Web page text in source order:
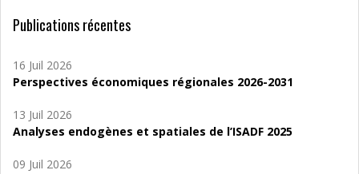
Publications récentes
16 Juil 2026
Perspectives économiques régionales 2026-2031
13 Juil 2026
Analyses endogènes et spatiales de l’ISADF 2025
09 Juil 2026